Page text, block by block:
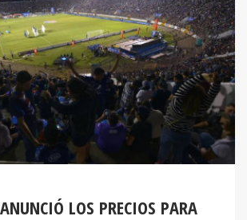
LOS PRECIOS PARA
IDA DE LA LIGA BETCRIS